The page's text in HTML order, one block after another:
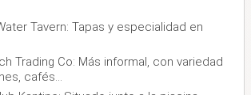
Tavern: Tapas y especialidad en
Trading Co: Más informal, con variedad
cafés...